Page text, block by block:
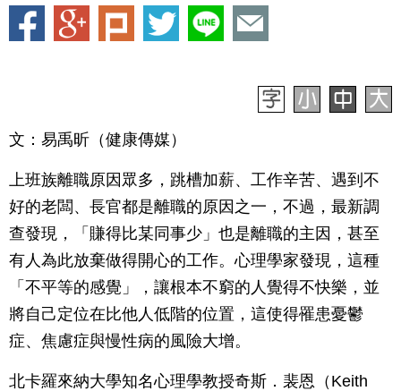
文：易禹昕（健康傳媒）
上班族離職原因眾多，跳槽加薪、工作辛苦、遇到不
好的老闆、長官都是離職的原因之一，不過，最新調
查發現，「賺得比某同事少」也是離職的主因，甚至
有人為此放棄做得開心的工作。心理學家發現，這種
「不平等的感覺」，讓根本不窮的人覺得不快樂，並
將自己定位在比他人低階的位置，這使得罹患憂鬱
症、焦慮症與慢性病的風險大增。
北卡羅來納大學知名心理學教授奇斯．裴恩（Keith